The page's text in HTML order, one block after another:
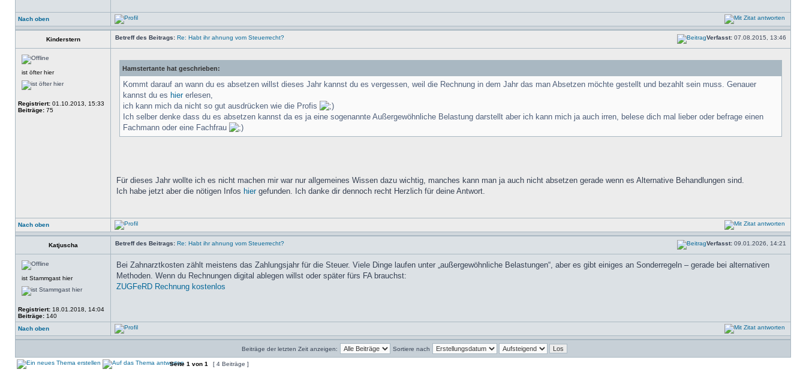
Nach oben
Kinderstern Betreff des Beitrags: Re: Habt ihr ahnung vom Steuerrecht? Verfasst: 07.08.2015, 13:46
ist öfter hier
Registriert: 01.10.2013, 15:33
Beiträge: 75
Hamstertante hat geschrieben:
Kommt darauf an wann du es absetzen willst dieses Jahr kannst du es vergessen, weil die Rechnung in dem Jahr das man Absetzen möchte gestellt und bezahlt sein muss. Genauer
kannst du es hiererlesen,
ich kann mich da nicht so gut ausdrücken wie die Profis
Ich selber denke dass du es absetzen kannst da es ja eine sogenannte Außergewöhnliche Belastung darstellt aber ich kann mich ja auch irren, belese dich mal lieber oder befrage einen
Fachmann oder eine Fachfrau
Für dieses Jahr wollte ich es nicht machen mir war nur allgemeines Wissen dazu wichtig, manches kann man ja auch nicht absetzen gerade wenn es Alternative Behandlungen sind.
Ich habe jetzt aber die nötigen Infos hiergefunden. Ich danke dir dennoch recht Herzlich für deine Antwort.
Nach oben
Katjuscha Betreff des Beitrags: Re: Habt ihr ahnung vom Steuerrecht? Verfasst: 09.01.2026, 14:21
ist Stammgast hier
Registriert: 18.01.2018, 14:04
Beiträge: 140
Bei Zahnarztkosten zählt meistens das Zahlungsjahr für die Steuer. Viele Dinge laufen unter „außergewöhnliche Belastungen“, aber es gibt einiges an Sonderregeln – gerade bei alternativen
Methoden. Wenn du Rechnungen digital ablegen willst oder später fürs FA brauchst:
ZUGFeRD Rechnung kostenlos
Nach oben
Beiträge der letzten Zeit anzeigen: Sortiere nach
Seite 1 von 1 [ 4 Beiträge ]